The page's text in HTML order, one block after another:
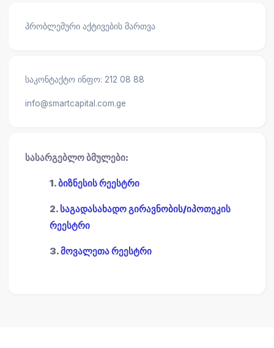
პრობლემური აქტივების მართვა
საკონტაქტო ინფო: 212 08 88
info@smartcapital.com.ge
სასარგებლო ბმულები:
1.ბიზნესის რეესტრი
2. საგადასახადო გირავნობის/იპოთეკის
რეესტრი
3.მოვალეთა რეესტრი